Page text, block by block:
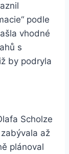
podle
vhodné
s
by podryla
Scholze
až
plánoval